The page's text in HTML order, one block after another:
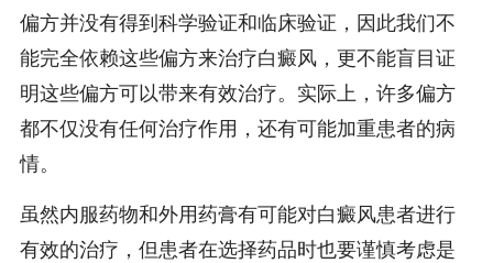
偏方并没有得到科学验证和临床验证，因此我们不
能完全依赖这些偏方来治疗白癜风，更不能盲目证
明这些偏方可以带来有效治疗。实际上，许多偏方
都不仅没有任何治疗作用，还有可能加重患者的病
情。
虽然内服药物和外用药膏有可能对白癜风患者进行
有效的治疗，但患者在选择药品时也要谨慎考虑是